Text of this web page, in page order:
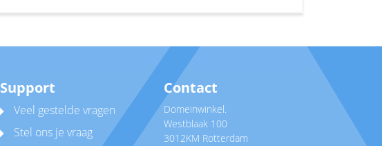
Support
Veel gestelde vragen
Stel ons je vraag
Contact
Domeinwinkel.
Westblaak 100
3012KM Rotterdam